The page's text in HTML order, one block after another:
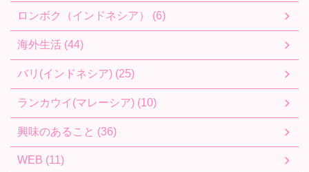
ロンボク（インドネシア） (6)
海外生活 (44)
バリ(インドネシア) (25)
ランカウイ(マレーシア) (10)
興味のあること (36)
WEB (11)